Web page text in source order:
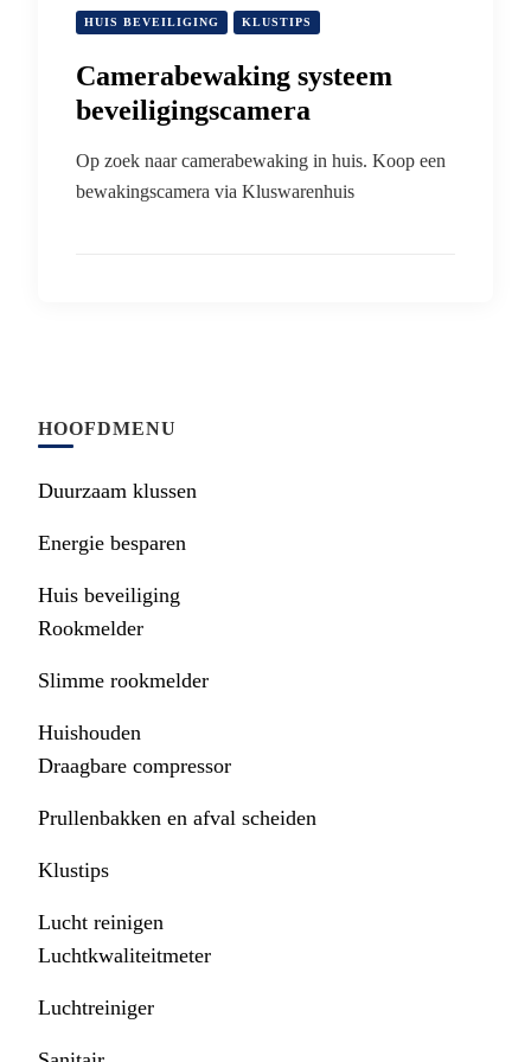
HUIS BEVEILIGING KLUSTIPS
Camerabewaking systeem
beveiligingscamera
Op zoek naar camerabewaking in huis. Koop een
bewakingscamera via Kluswarenhuis
HOOFDMENU
Duurzaam klussen
Energie besparen
Huis beveiliging
Rookmelder
Slimme rookmelder
Huishouden
Draagbare compressor
Prullenbakken en afval scheiden
Klustips
Lucht reinigen
Luchtkwaliteitmeter
Luchtreiniger